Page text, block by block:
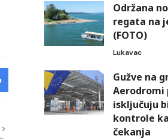
Održana
regata na
(FOTO)
Lukavac
Gužve na
Aerodromi
isključuju
kontrole
čekanja